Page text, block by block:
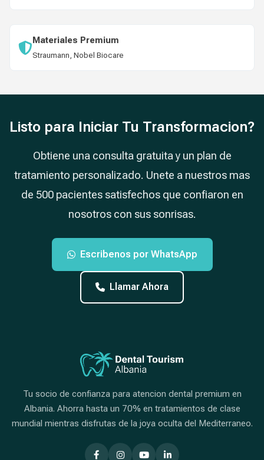
Materiales Premium
Straumann, Nobel Biocare
Listo para Iniciar Tu Transformacion?
Obtiene una consulta gratuita y un plan de
tratamiento personalizado. Unete a nuestros mas
de 500 pacientes satisfechos que confiaron en
nosotros con sus sonrisas.
Escribenos por WhatsApp
Llamar Ahora
Tu socio de confianza para atencion dental premium en
Albania. Ahorra hasta un 70% en tratamientos de clase
mundial mientras disfrutas de la joya oculta del Mediterraneo.